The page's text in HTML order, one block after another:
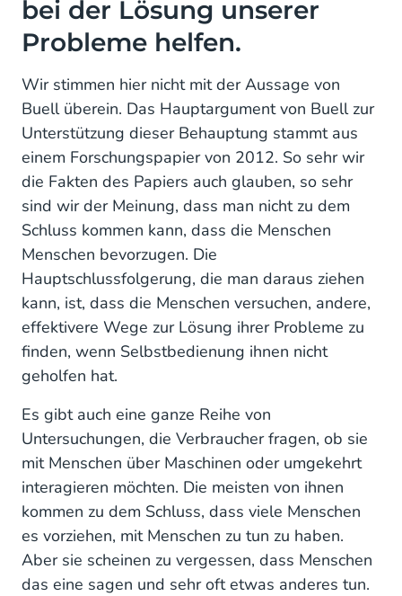
bei der Lösung unserer
Probleme helfen.
Wir stimmen hier nicht mit der Aussage von
Buell überein. Das Hauptargument von Buell zur
Unterstützung dieser Behauptung stammt aus
einem Forschungspapier von 2012. So sehr wir
die Fakten des Papiers auch glauben, so sehr
sind wir der Meinung, dass man nicht zu dem
Schluss kommen kann, dass die Menschen
Menschen bevorzugen. Die
Hauptschlussfolgerung, die man daraus ziehen
kann, ist, dass die Menschen versuchen, andere,
effektivere Wege zur Lösung ihrer Probleme zu
finden, wenn Selbstbedienung ihnen nicht
geholfen hat.
Es gibt auch eine ganze Reihe von
Untersuchungen, die Verbraucher fragen, ob sie
mit Menschen über Maschinen oder umgekehrt
interagieren möchten. Die meisten von ihnen
kommen zu dem Schluss, dass viele Menschen
es vorziehen, mit Menschen zu tun zu haben.
Aber sie scheinen zu vergessen, dass Menschen
das eine sagen und sehr oft etwas anderes tun.